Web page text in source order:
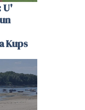
U'
Kups